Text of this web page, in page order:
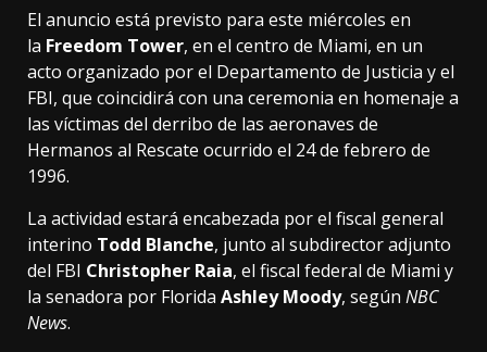
El anuncio está previsto para este miércoles en
la Freedom Tower, en el centro de Miami, en un
acto organizado por el Departamento de Justicia y el
FBI, que coincidirá con una ceremonia en homenaje a
las víctimas del derribo de las aeronaves de
Hermanos al Rescate ocurrido el 24 de febrero de
1996.
La actividad estará encabezada por el fiscal general
interino Todd Blanche, junto al subdirector adjunto
del FBI Christopher Raia, el fiscal federal de Miami y
la senadora por Florida Ashley Moody, según NBC
News.